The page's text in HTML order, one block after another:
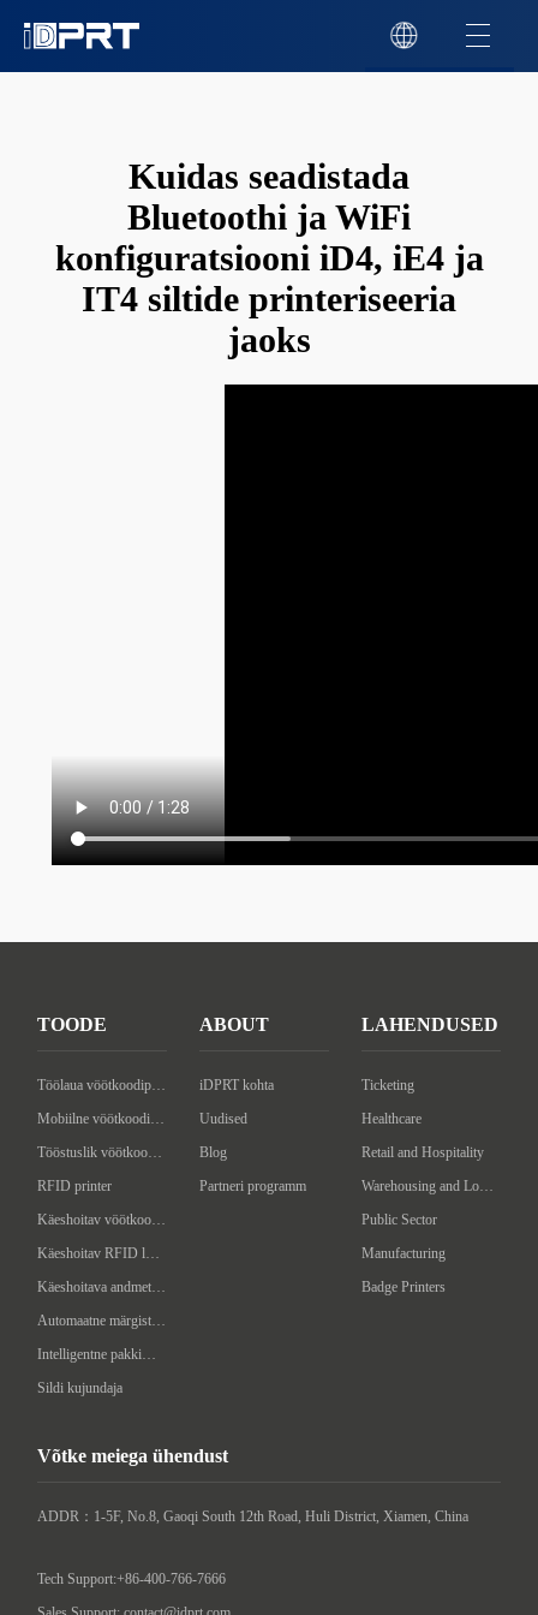
Kuidas seadistada
Bluetoothi ja WiFi
konfiguratsiooni iD4, iE4 ja
IT4 siltide printeriseeria
jaoks
TOODE
Töölaua vöötkoodiprinter
Mobiilne vöötkoodiprinter
Tööstuslik vöötkoodiprinter
RFID printer
Käeshoitav vöötkoodi skanner
Käeshoitav RFID lugeja/kirjutaja
Käeshoitava andmeterminal
Automaatne märgistusmasin
Intelligentne pakkimismasin
Sildi kujundaja
ABOUT
iDPRT kohta
Uudised
Blog
Partneri programm
LAHENDUSED
Ticketing
Healthcare
Retail and Hospitality
Warehousing and Logistics
Public Sector
Manufacturing
Badge Printers
Võtke meiega ühendust
ADDR：1-5F, No.8, Gaoqi South 12th Road, Huli District, Xiamen, China
Tech Support:+86-400-766-7666